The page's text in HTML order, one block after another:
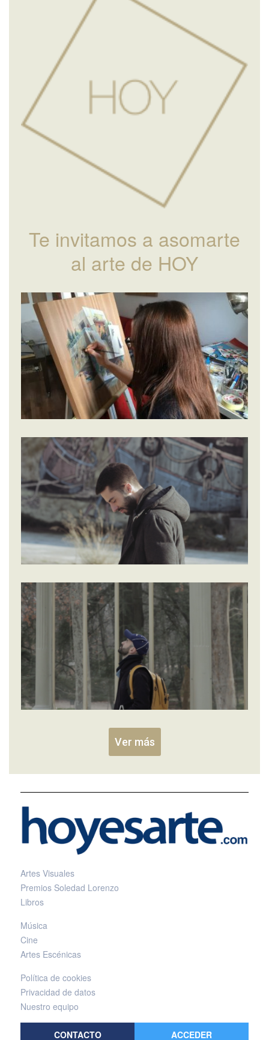
Te invitamos a asomarte
al arte de HOY
Ver más
Artes Visuales
Premios Soledad Lorenzo
Libros
Música
Cine
Artes Escénicas
Política de cookies
Privacidad de datos
Nuestro equipo
CONTACTO ACCEDER